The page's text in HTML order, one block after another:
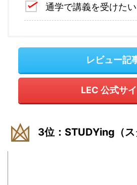
通学で講義を受けたい
レビュー記
LEC 公式サ
3位：STUDYing（ス